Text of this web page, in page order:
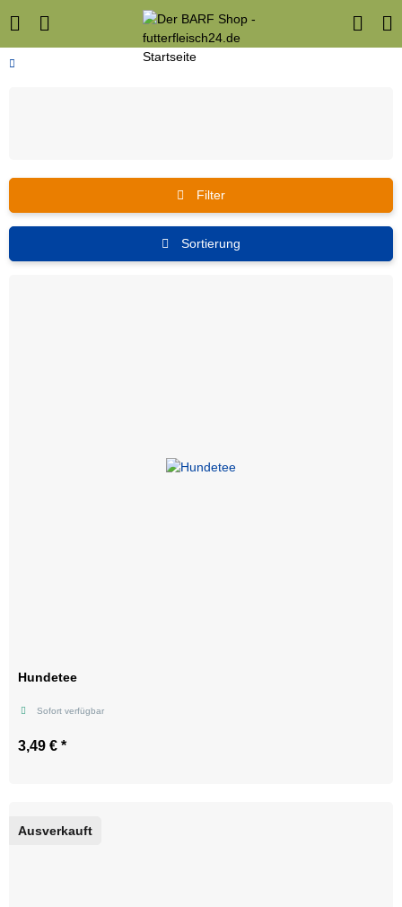
Filter
Sortierung
Hundetee
Sofort verfügbar
3,49 € *
Magenwohl
Ausverkauft